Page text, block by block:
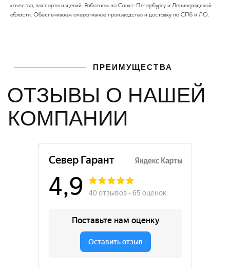
качества, паспорта изделий. Работаем по Санкт-Петербургу и Ленинградской
области. Обеспечиваем оперативное производство и доставку по СПб и ЛО.